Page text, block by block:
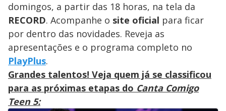
domingos, a partir das 18 horas, na tela da
RECORD. Acompanhe o site oficial para ficar
por dentro das novidades. Reveja as
apresentações e o programa completo no
PlayPlus.
Grandes talentos! Veja quem já se classificou
para as próximas etapas do Canta Comigo
Teen 5: